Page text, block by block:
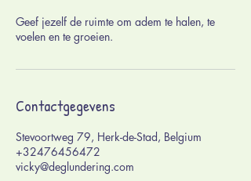
Geef jezelf de ruimte om adem te halen, te
voelen en te groeien.
Contactgegevens
Stevoortweg 79, Herk-de-Stad, Belgium
+32476456472
vicky@deglundering.com